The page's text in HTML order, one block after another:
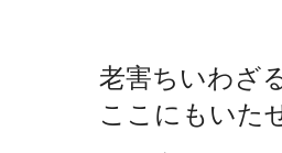
老害ちいわざ
ここにもいた